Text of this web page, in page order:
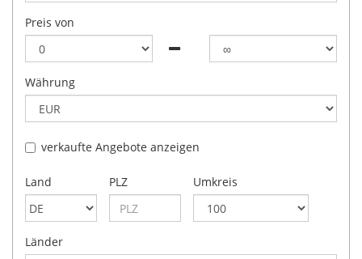
Preis von
Währung
verkaufte Angebote anzeigen
Land PLZ Umkreis
Länder